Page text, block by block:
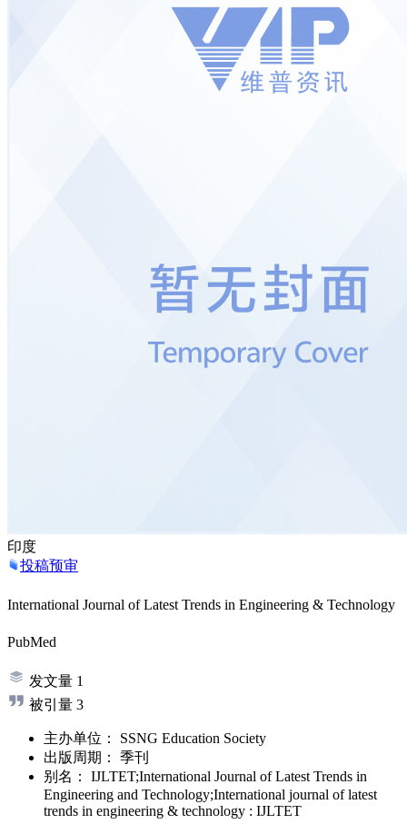
印度
投稿预审
International Journal of Latest Trends in Engineering & Technology
PubMed
发文量 1
被引量 3
主办单位：
SSNG Education Society
出版周期：
季刊
别名：
IJLTET;International Journal of Latest Trends in
Engineering and Technology;International journal of latest
trends in engineering & technology : IJLTET